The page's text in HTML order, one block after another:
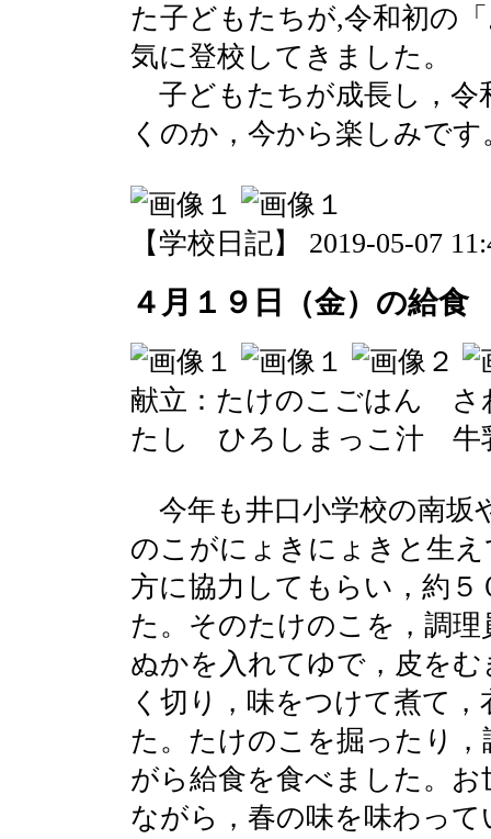
た子どもたちが,令和初の
気に登校してきました。
子どもたちが成長し，令
くのか，今から楽しみです
【学校日記】 2019-05-07
４月１９日（金）の給食
献立：たけのこごはん
たし ひろしまっこ汁 牛
今年も井口小学校の南坂
のこがにょきにょきと生
方に協力してもらい，約
た。そのたけのこを，調
ぬかを入れてゆで，皮を
く切り，味をつけて煮て
た。たけのこを掘ったり
がら給食を食べました。
ながら，春の味を味わって